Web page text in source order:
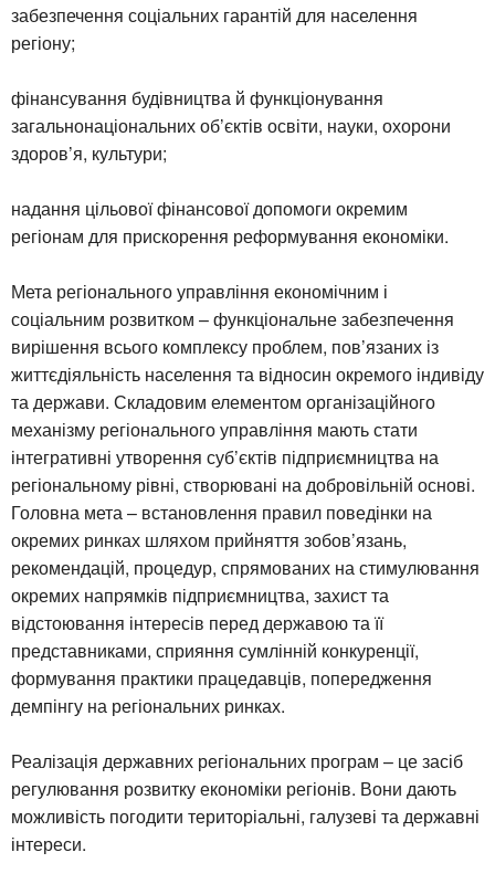
забезпечення соціальних гарантій для населення
регіону;
фінансування будівництва й функціонування
загальнонаціональних об’єктів освіти, науки, охорони
здоров’я, культури;
надання цільової фінансової допомоги окремим
регіонам для прискорення реформування економіки.
Мета регіонального управління економічним і
соціальним розвитком – функціональне забезпечення
вирішення всього комплексу проблем, пов’язаних із
життєдіяльність населення та відносин окремого індивіду
та держави. Складовим елементом організаційного
механізму регіонального управління мають стати
інтегративні утворення суб’єктів підприємництва на
регіональному рівні, створювані на добровільній основі.
Головна мета – встановлення правил поведінки на
окремих ринках шляхом прийняття зобов’язань,
рекомендацій, процедур, спрямованих на стимулювання
окремих напрямків підприємництва, захист та
відстоювання інтересів перед державою та її
представниками, сприяння сумлінній конкуренції,
формування практики працедавців, попередження
демпінгу на регіональних ринках.
Реалізація державних регіональних програм – це засіб
регулювання розвитку економіки регіонів. Вони дають
можливість погодити територіальні, галузеві та державні
інтереси.